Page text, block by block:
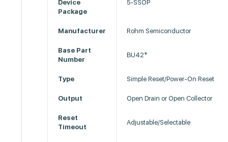
Device
Package
5-SSOP
Manufacturer Rohm Semiconductor
Base Part
Number
BU42*
Type Simple Reset/Power-On Reset
Output Open Drain or Open Collector
Reset
Timeout
Adjustable/Selectable